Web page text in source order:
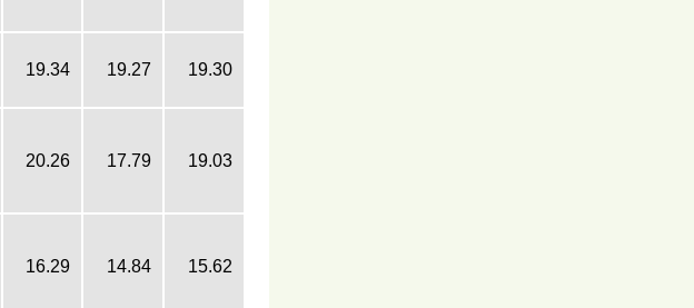
19.34 19.27 19.30
20.26 17.79 19.03
16.29 14.84 15.62